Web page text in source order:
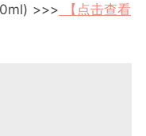
>>> 【点击查看